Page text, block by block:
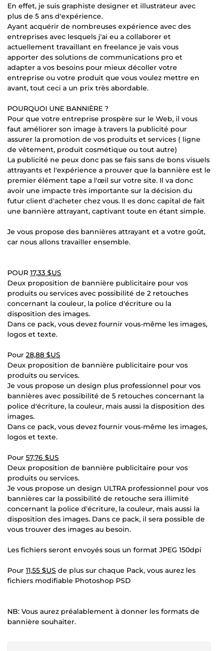
En effet, je suis graphiste designer et illustrateur avec
plus de 5 ans d'expérience.
Ayant acquérir de nombreuses expérience avec des
entreprises avec lesquels j'ai eu a collaborer et
actuellement travaillant en freelance je vais vous
apporter des solutions de communications pro et
adapter a vos besoins pour mieux décoller votre
entreprise ou votre produit que vous voulez mettre en
avant, tout ceci a un prix très abordable.
POURQUOI UNE BANNIÈRE ?
Pour que votre entreprise prospère sur le Web, il vous
faut améliorer son image à travers la publicité pour
assurer la promotion de vos produits et services ( ligne
de vêtement, produit cosmétique ou tout autre)
La publicité ne peux donc pas se fais sans de bons visuels
attrayants et l'expérience a prouver que la bannière est le
premier élément tape a l'œil sur votre site. Il va donc
avoir une impacte très importante sur la décision du
futur client d'acheter chez vous. Il es donc capital de fait
une bannière attrayant, captivant toute en étant simple.
Je vous propose des bannières attrayant et a votre goût,
car nous allons travailler ensemble.
POUR 17,33 $US
Deux proposition de bannière publicitaire pour vos
produits ou services avec possibilité de 2 retouches
concernant la couleur, la police d'écriture ou la
disposition des images.
Dans ce pack, vous devez fournir vous-même les images,
logos et texte.
Pour 28,88 $US
Deux proposition de bannière publicitaire pour vos
produits ou services.
Je vous propose un design plus professionnel pour vos
bannières avec possibilité de 5 retouches concernant la
police d'écriture, la couleur, mais aussi la disposition des
images.
Dans ce pack, vous devez fournir vous-même les images,
logos et texte.
Pour 57,76 $US
Deux proposition de bannière publicitaire pour vos
produits ou services.
Je vous propose un design ULTRA professionnel pour vos
bannières car la possibilité de retouche sera illimité
concernant la police d'écriture, la couleur, mais aussi la
disposition des images. Dans ce pack, il sera possible de
vous trouver des images au besoin.
Les fichiers seront envoyés sous un format JPEG 150dpi
Pour 11,55 $US de plus sur chaque Pack, vous aurez les
fichiers modifiable Photoshop PSD
NB: Vous aurez préalablement à donner les formats de
bannière souhaiter.